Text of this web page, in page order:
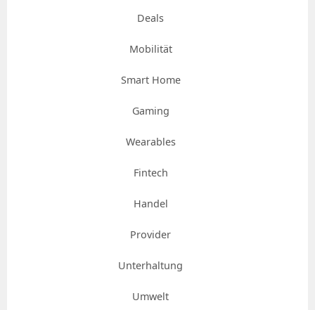
Deals
Mobilität
Smart Home
Gaming
Wearables
Fintech
Handel
Provider
Unterhaltung
Umwelt